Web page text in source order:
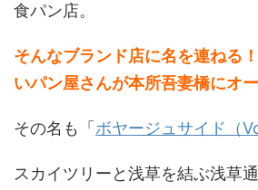
食パン店。
そんなブランド店に名を連ねる
いパン屋さんが本所吾妻橋にオ
その名も「 ボヤージュサイド（
スカイツリーと浅草を結ぶ浅草